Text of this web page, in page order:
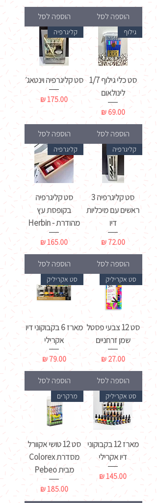
הוספה לסל הוספה לסל
גילוף
סט כלי גילוף 1/7
לינולאום
מחיר‏69.00 ‏₪
הוספה לסל
קליגרפיה
סט קליגרפיה וינטאג׳
מחיר
הוספה לסל
קליגרפיה
סט קליגרפיה 3
ראשים עם מיכליות
דיו
מחיר‏72.00 ‏₪
הוספה לסל
קליגרפיה
סט קליגרפיה
בקופסת עץ
מהודרת - Herbin
מחיר
הוספה לסל
סט אקריליק
סט 12 צבעי פסטל
שמן זרחניים
מחיר‏27.00 ‏₪
הוספה לסל
סט אקריליק
מארז 6 בקבוקוני דיו
אקרילי
מחיר‏79.00 ‏₪
הוספה לסל
סט אקריליק
מארז 12 בקבוקוני
דיו אקרילי
מחיר
מרקרים
סט 12 טושי אקוורל
מסדרת Colorex
מבית Pebeo
מחיר‏185.00 ‏₪